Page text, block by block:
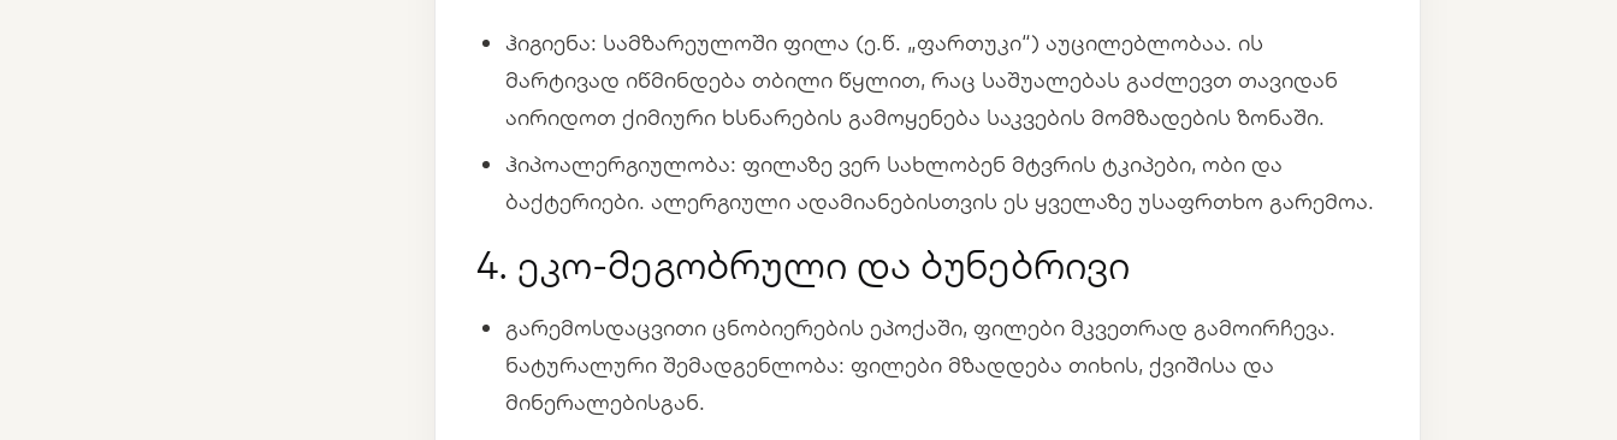
ჰიგიენა: სამზარეულოში ფილა (ე.წ. „ფართუკი“) აუცილებლობაა. ის
მარტივად იწმინდება თბილი წყლით, რაც საშუალებას გაძლევთ თავიდან
აირიდოთ ქიმიური ხსნარების გამოყენება საკვების მომზადების ზონაში.
ჰიპოალერგიულობა: ფილაზე ვერ სახლობენ მტვრის ტკიპები, ობი და
ბაქტერიები. ალერგიული ადამიანებისთვის ეს ყველაზე უსაფრთხო გარემოა.
4. ეკო-მეგობრული და ბუნებრივი
გარემოსდაცვითი ცნობიერების ეპოქაში, ფილები მკვეთრად გამოირჩევა.
ნატურალური შემადგენლობა: ფილები მზადდება თიხის, ქვიშისა და
მინერალებისგან.